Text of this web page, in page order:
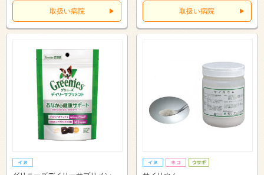
取扱い病院 取扱い病院